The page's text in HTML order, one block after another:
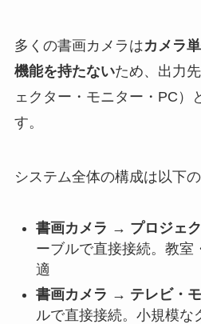
多くの書画カメラはカメラ
機能を持たないため、出力
ェクター・モニター・PC）
す。
システム全体の構成は以下
書画カメラ → プロジェ
ーブルで直接接続。教室
適
書画カメラ → テレビ・
ルで直接接続。小規模な